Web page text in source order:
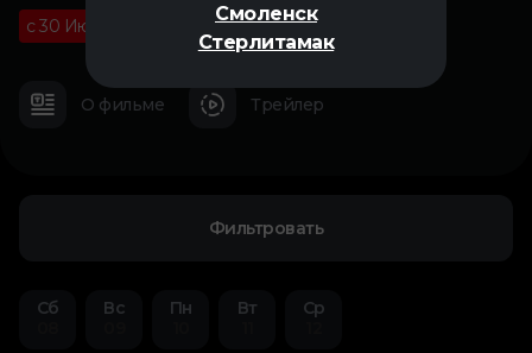
Смоленск
Стерлитамак
с 30 Июня 01 ч 38 м
О фильме Трейлер
Фильтровать
Сб
Вс
Пн
Вт
Ср